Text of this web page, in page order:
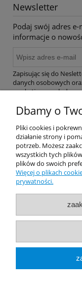
Newsletter
Podaj swój adres
informacje o
Zapisując się do
danych osobowych
marketingowych
Dbamy o
Pliki cookies i
działanie strony i
potrzeb. Możesz
wszystkich tych
plików do swoich
Więcej o plikach
prywatności.